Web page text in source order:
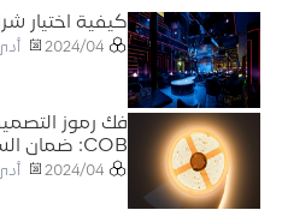
كيفية اختيار
2024/04
فك رموز
COB: ضمان السطوع والمتانة
2024/04